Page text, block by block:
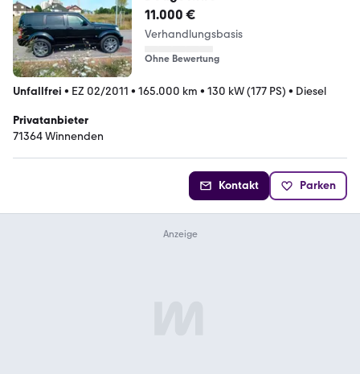
11.000 €
Verhandlungsbasis
Ohne Bewertung
Unfallfrei • EZ 02/2011 • 165.000 km • 130 kW (177 PS) • Diesel
Privatanbieter
71364 Winnenden
Kontakt Parken